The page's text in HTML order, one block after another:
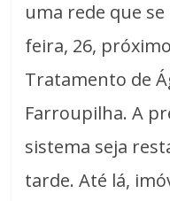
uma rede que
feira, 26,
Tratamento de
Farroupilha. A
sistema seja
tarde. Até lá,